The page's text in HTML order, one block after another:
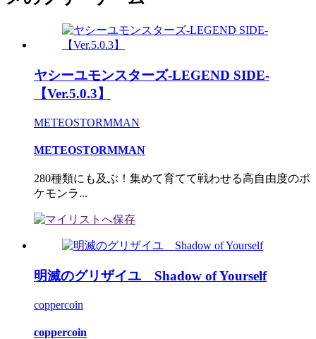
ヤシーユモンスターズ-LEGEND SIDE-
【Ver.5.0.3】
METEOSTORMMAN
METEOSTORMMAN
280種類にも及ぶ！集めて育てて戦わせる高自由度のポ
ケモンラ...
明滅のグリザイユ Shadow of Yourself
coppercoin
coppercoin